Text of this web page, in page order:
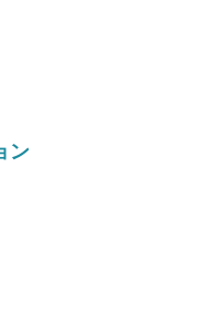
ン